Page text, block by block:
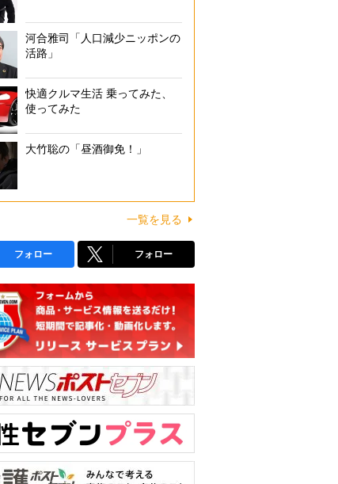
河合雅司「人口減少ニッポンの
活路」
快適クルマ生活 乗ってみた、
使ってみた
大竹聡の「昼酒御免！」
一覧を見る
フォロー フォロー